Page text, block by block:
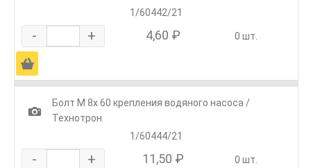
1/60442/21
- + 4,60 ₽ 0 шт.
Ä
1
Болт М 8х 60 крепления водяного насоса /
Технотрон
1/60444/21
- + 11,50 ₽ 0 шт.